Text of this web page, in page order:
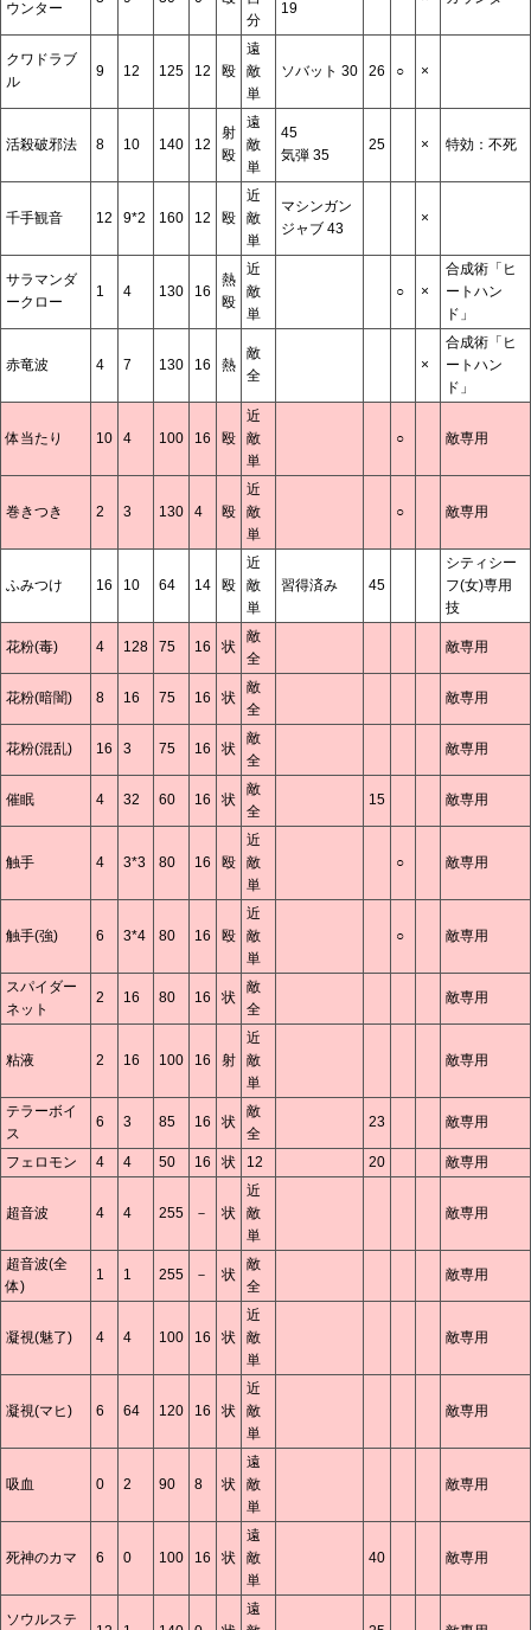
ウンター
分
19
クワドラブ
ル
9 12 125 12 殴
遠
敵
単
ソバット 30 26 ○ ×
活殺破邪法 8 10 140 12
射
殴
遠
敵
単
45
気弾 35
25 × 特効：不死
千手観音 12 9*2 160 12 殴
近
敵
単
マシンガン
ジャブ 43
×
サラマンダ
ークロー
1 4 130 16
熱
殴
近
敵
単
○ ×
合成術「ヒ
ートハン
ド」
赤竜波 4 7 130 16 熱
敵
全
×
合成術「ヒ
ートハン
ド」
体当たり 10 4 100 16 殴
近
敵
単
○ 敵専用
巻きつき 2 3 130 4 殴
近
敵
単
○ 敵専用
ふみつけ 16 10 64 14 殴
近
敵
単
習得済み 45
シティシー
フ(女)専用
技
花粉(毒) 4 128 75 16 状
敵
全
敵専用
花粉(暗闇) 8 16 75 16 状
敵
全
敵専用
花粉(混乱) 16 3 75 16 状
敵
全
敵専用
催眠 4 32 60 16 状
敵
全
15 敵専用
触手 4 3*3 80 16 殴
近
敵
単
○ 敵専用
触手(強) 6 3*4 80 16 殴
近
敵
単
○ 敵専用
スパイダー
ネット
2 16 80 16 状
敵
全
敵専用
粘液 2 16 100 16 射
近
敵
単
敵専用
テラーボイ
ス
6 3 85 16 状
敵
全
23 敵専用
フェロモン 4 4 50 16 状 12 20 敵専用
超音波 4 4 255 － 状
近
敵
単
敵専用
超音波(全
体)
1 1 255 － 状
敵
全
敵専用
凝視(魅了) 4 4 100 16 状
近
敵
単
敵専用
凝視(マヒ) 6 64 120 16 状
近
敵
単
敵専用
吸血 0 2 90 8 状
遠
敵
単
敵専用
死神のカマ 6 0 100 16 状
遠
敵
単
40 敵専用
ソウルステ
遠